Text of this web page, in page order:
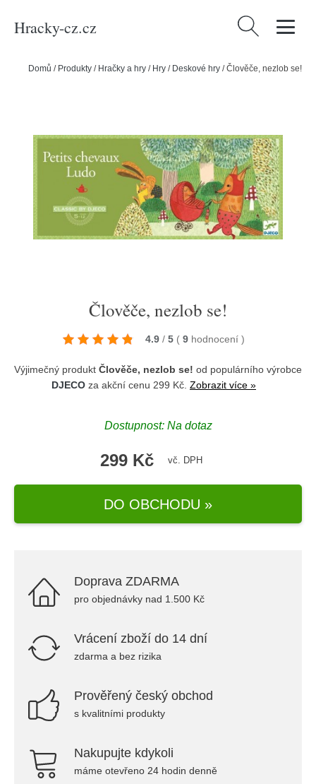
Hracky-cz.cz Vyhledávání
Domů / Produkty / Hračky a hry / Hry / Deskové hry /Člověče, nezlob se!
Člověče, nezlob se!
4.9 / 5 ( 9 hodnocení )
Výjimečný produkt Člověče, nezlob se! od populárního výrobce
DJECO za akční cenu 299 Kč. Zobrazit více »
Dostupnost: Na dotaz
299 Kč vč. DPH
DO OBCHODU »
Doprava ZDARMA
pro objednávky nad 1.500 Kč
Vrácení zboží do 14 dní
zdarma a bez rizika
Prověřený český obchod
s kvalitními produkty
Nakupujte kdykoli
máme otevřeno 24 hodin denně